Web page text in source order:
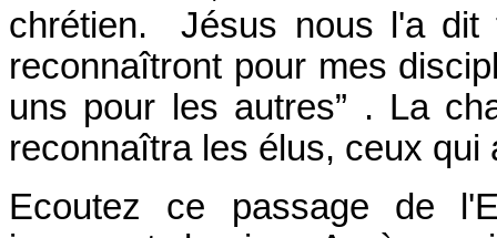
chrétien. Jésus nous l'a dit
reconnaîtront pour mes
uns pour les autres” . La
reconnaîtra les élus, ceux
Ecoutez ce passage de